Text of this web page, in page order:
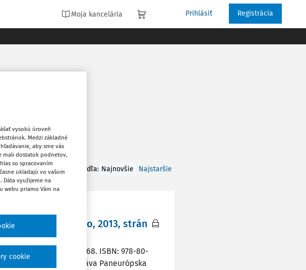
Moja kancelária Prihlásiť Registrácia
Zoradiť podľa: Najnovšie Najstaršie
s.r. o, 2013, strán
s.r. o, 2013, strán 168. ISBN: 978-80-
doktorand, fakulta práva Paneurópska
vysokú úroveň
Medzi základné
aby sme vás
mali dostatok podnetov,
so spracovaním
ukladajú vo vašom
Dáta využijeme na
webu priamo Vám na
cookie